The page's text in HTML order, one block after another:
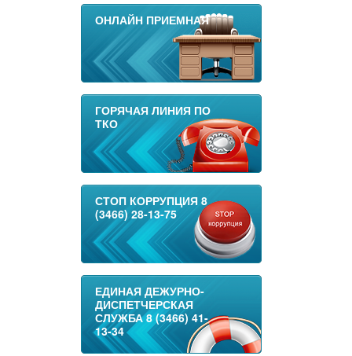
ОНЛАЙН ПРИЕМНАЯ
ГОРЯЧАЯ ЛИНИЯ ПО
ТКО
СТОП КОРРУПЦИЯ 8
(3466) 28-13-75
ЕДИНАЯ ДЕЖУРНО-
ДИСПЕТЧЕРСКАЯ
СЛУЖБА 8 (3466) 41-
13-34